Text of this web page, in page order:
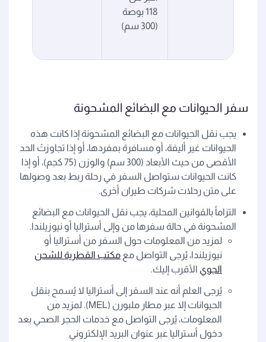
118 بوصة
(300 سم)
سفر الحيوانات مع البضائع المشحونة
يجب نقل الحيوانات مع البضائع المشحونة إذا كانت هذه
الحيوانات غير أليفة، أو مسافرة بمفردها، أو إذا تجاوزتْ الحد
الأقصى من حيث الأبعاد (300 سم) والوزن (75 كجم)، أو إذا
كانت الحيوانات ستواصل السفر في رحلة ربط بعد وصولها
على متن رحلات شركات طيران أخرى.
التزاماً بالقوانين المحلية، يجب نقل الحيوانات مع البضائع
المشحونة في حالة سفرها من وإلى أستراليا أو نيوزيلندا.
لمزيد من المعلومات حول السفر من أستراليا أو
نيوزيلندا، يُرجى التواصل مع مكتب القطرية للشحن
الجوي الأقرب إليك.
يُرجى العلم أنه عند السفر إلى أستراليا لا يُسمح بنقل
الحيوانات إلا عبر مطار ملبورن (MEL). لمزيد من
المعلومات، يُرجى التواصل مع خدمات الحجر الصحي بعد
دخول أستراليا عبر عنوان البريد الإلكتروني